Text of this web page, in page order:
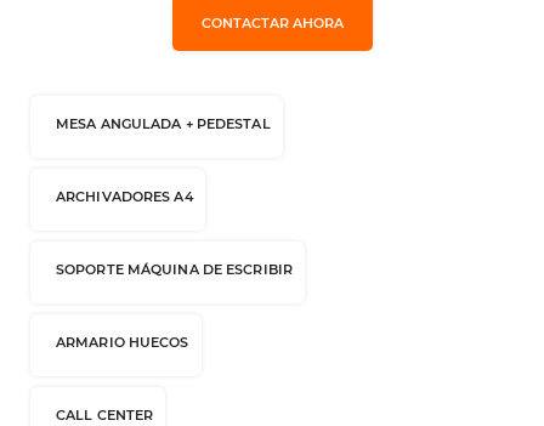
CONTACTAR AHORA
MESA ANGULADA + PEDESTAL
ARCHIVADORES A4
SOPORTE MÁQUINA DE ESCRIBIR
ARMARIO HUECOS
CALL CENTER